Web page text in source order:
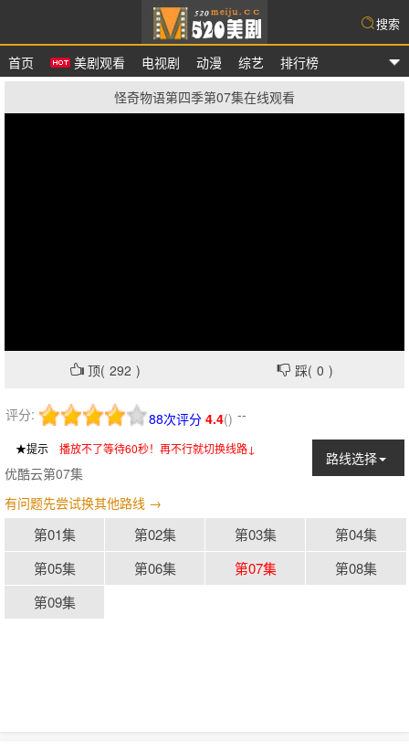
爱美剧
首页 美剧观看 电视剧 动漫 综艺 排行榜
搜索
怪奇物语第四季第07集在线观看
顶( 292 ) 踩( 0 )
评分: 4.4(
88次评分 ) --
★提示 播放不了等待60秒！再不行就切换线路↓
路线选择
优酷云第07集
有问题先尝试换其他路线 →
第01集 第02集 第03集
第04集
第05集
第06集 第07集
第08集
第09集